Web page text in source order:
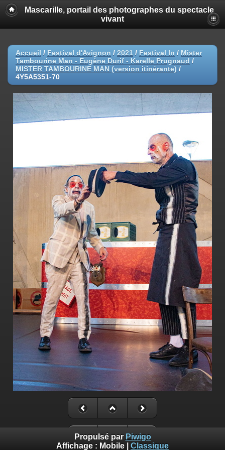
Mascarille, portail des photographes du spectacle
vivant
Accueil / Festival d'Avignon / 2021 / Festival In / Mister
Tambourine Man - Eugène Durif - Karelle Prugnaud /
MISTER TAMBOURINE MAN (version itinérante) /
4Y5A5351-70
Propulsé par Piwigo
Affichage : Mobile Classique